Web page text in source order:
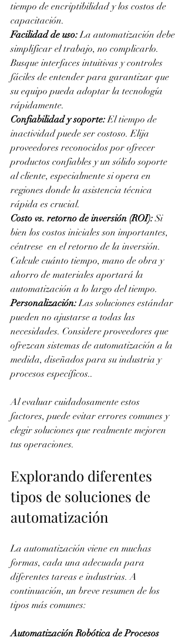
tiempo de encriptibilidad y los costos de
capacitación.
Facilidad de uso: La automatización debe
simplificar el trabajo, no complicarlo.
Busque interfaces intuitivas y controles
fáciles de entender para garantizar que
su equipo pueda adoptar la tecnología
rápidamente.
Confiabilidad y soporte: El tiempo de
inactividad puede ser costoso. Elija
proveedores reconocidos por ofrecer
productos confiables y un sólido soporte
al cliente, especialmente si opera en
regiones donde la asistencia técnica
rápida es crucial.
Costo vs. retorno de inversión (ROI): Si
bien los costos iniciales son importantes,
céntrese  en el retorno de la inversión.
Calcule cuánto tiempo, mano de obra y
ahorro de materiales aportará la
automatización a lo largo del tiempo.
Personalización: Las soluciones estándar
pueden no ajustarse a todas las
necesidades. Considere proveedores que
ofrezcan sistemas de automatización a la
medida, diseñados para su industria y
procesos específicos..
Al evaluar cuidadosamente estos
factores, puede evitar errores comunes y
elegir soluciones que realmente mejoren
tus operaciones.
Explorando diferentes
tipos de soluciones de
automatización
La automatización viene en muchas
formas, cada una adecuada para
diferentes tareas e industrias. A
continuación, un breve resumen de los
tipos más comunes:
Automatización Robótica de Procesos